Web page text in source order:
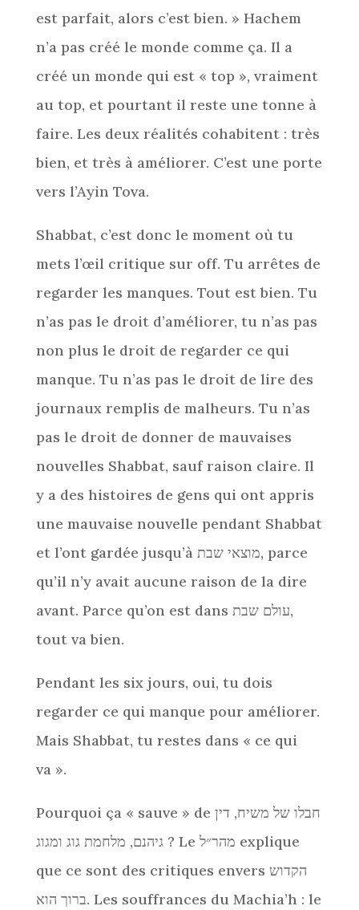
est parfait, alors c’est bien. » Hachem
n’a pas créé le monde comme ça. Il a
créé un monde qui est « top », vraiment
au top, et pourtant il reste une tonne à
faire. Les deux réalités cohabitent : très
bien, et très à améliorer. C’est une porte
vers l’Ayin Tova.
Shabbat, c’est donc le moment où tu
mets l’œil critique sur off. Tu arrêtes de
regarder les manques. Tout est bien. Tu
n’as pas le droit d’améliorer, tu n’as pas
non plus le droit de regarder ce qui
manque. Tu n’as pas le droit de lire des
journaux remplis de malheurs. Tu n’as
pas le droit de donner de mauvaises
nouvelles Shabbat, sauf raison claire. Il
y a des histoires de gens qui ont appris
une mauvaise nouvelle pendant Shabbat
et l’ont gardée jusqu’à מוצאי שבת, parce
qu’il n’y avait aucune raison de la dire
avant. Parce qu’on est dans עולם שבת,
tout va bien.
Pendant les six jours, oui, tu dois
regarder ce qui manque pour améliorer.
Mais Shabbat, tu restes dans « ce qui
va ».
Pourquoi ça « sauve » de חבלו של משיח, דין
גיהנם, מלחמת גוג ומגוג ? Le מהר״ל explique
que ce sont des critiques envers הקדוש
ברוך הוא. Les souffrances du Machia’h : le